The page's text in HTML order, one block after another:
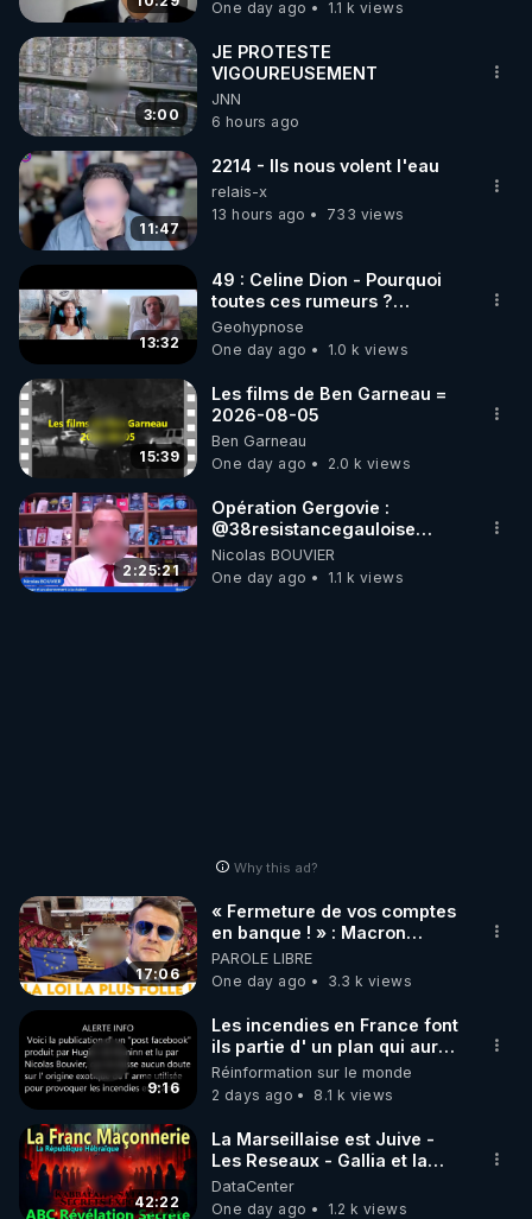
code : REGENERE10
▶ 30 jours gratuit sur l’application de méditation et
de bien-être ENVOL :
Rendez-vous sur https://www.envol.app/code
le code : REGENERE
One day ago
1.1 k views
3:00
JE PROTESTE
VIGOUREUSEMENT
JNN
6 hours ago
11:47
2214 - Ils nous volent l'eau
relais-x
13 hours ago
733 views
13:32
49 : Celine Dion - Pourquoi
toutes ces rumeurs ?
Enquête sous hypnose
Geohypnose
One day ago
1.0 k views
15:39
Les films de Ben Garneau =
2026-08-05
Ben Garneau
One day ago
2.0 k views
2:25:21
Opération Gergovie :
‪@38resistancegauloise‬
‪@MarionSigautOfficiel‬
‪@gladysriifard5710‬ Laëtitia
Nicolas BOUVIER
One day ago
1.1 k views
Why this ad?
17:06
« Fermeture de vos comptes
en banque ! » : Macron
impose une loi folle !
PAROLE LIBRE
One day ago
3.3 k views
9:16
Les incendies en France font
ils partie d' un plan qui aurait
débuté le 11 septembre 2001
?
Réinformation sur le monde
2 days ago
8.1 k views
42:22
La Marseillaise est Juive -
Les Reseaux - Gallia et la
France - Symbolisme
DataCenter
One day ago
1.2 k views